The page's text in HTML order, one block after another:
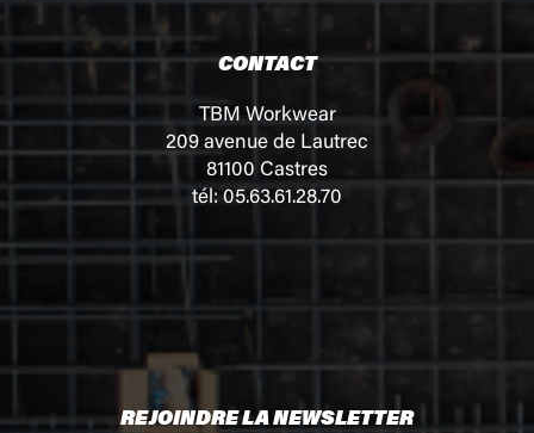
CONTACT
TBM Workwear
209 avenue de Lautrec
81100 Castres
tél: 05.63.61.28.70
REJOINDRE LA NEWSLETTER